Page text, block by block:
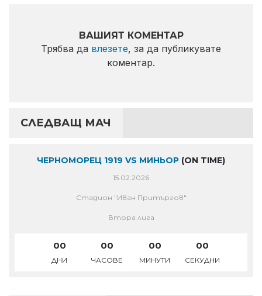
ВАШИЯТ КОМЕНТАР
Трябва да влезете, за да публикувате
коментар.
СЛЕДВАЩ МАЧ
ЧЕРНОМОРЕЦ 1919 VS МИНЬОР (ON TIME)
15.02.2026
Стадион "Иван Притъргов"
Втора лига
00
ДНИ
00
ЧАСОВЕ
00
МИНУТИ
00
СЕКУДНИ